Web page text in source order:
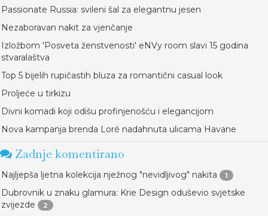
Passionate Russia: svileni šal za elegantnu jesen
Nezaboravan nakit za vjenčanje
Izložbom 'Posveta ženstvenosti' eNVy room slavi 15 godina
stvaralaštva
Top 5 bijelih rupičastih bluza za romantični casual look
Proljeće u tirkizu
Divni komadi koji odišu profinjenošću i elegancijom
Nova kampanja brenda Loré nadahnuta ulicama Havane
Zadnje komentirano
Najljepša ljetna kolekcija nježnog "nevidljivog" nakita 1
Dubrovnik u znaku glamura: Krie Design oduševio svjetske
zvijezde
2